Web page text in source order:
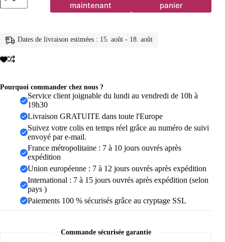
Boucles
plaquées
14
femmes,
scintillante
pompon
hypoallergénique,
maintenant
panier
Dates de livraison estimées : 15. août - 18. août
Pourquoi commander chez nous ?
Service client joignable du lundi au vendredi de 10h à
19h30
Livraison GRATUITE dans toute l'Europe
Suivez votre colis en temps réel grâce au numéro de suivi
envoyé par e-mail.
France métropolitaine : 7 à 10 jours ouvrés après
expédition
Union européenne : 7 à 12 jours ouvrés après expédition
International : 7 à 15 jours ouvrés après expédition (selon
pays )
Paiements 100 % sécurisés grâce au cryptage SSL
Commande sécurisée garantie